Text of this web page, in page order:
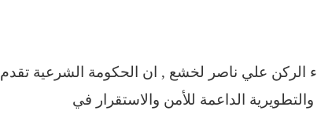
الركن علي ناصر لخشع , ان الحكومة الشرعية تقدم
الداعمة للأمن والاستقرار في